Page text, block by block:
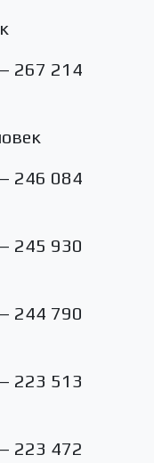
267 214
246 084
245 930
244 790
223 513
223 472